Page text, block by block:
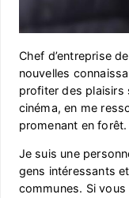
Chef d’entreprise
nouvelles
profiter des plaisirs
cinéma, en me
promenant en forêt.
Je suis une
gens intéressants
communes. Si